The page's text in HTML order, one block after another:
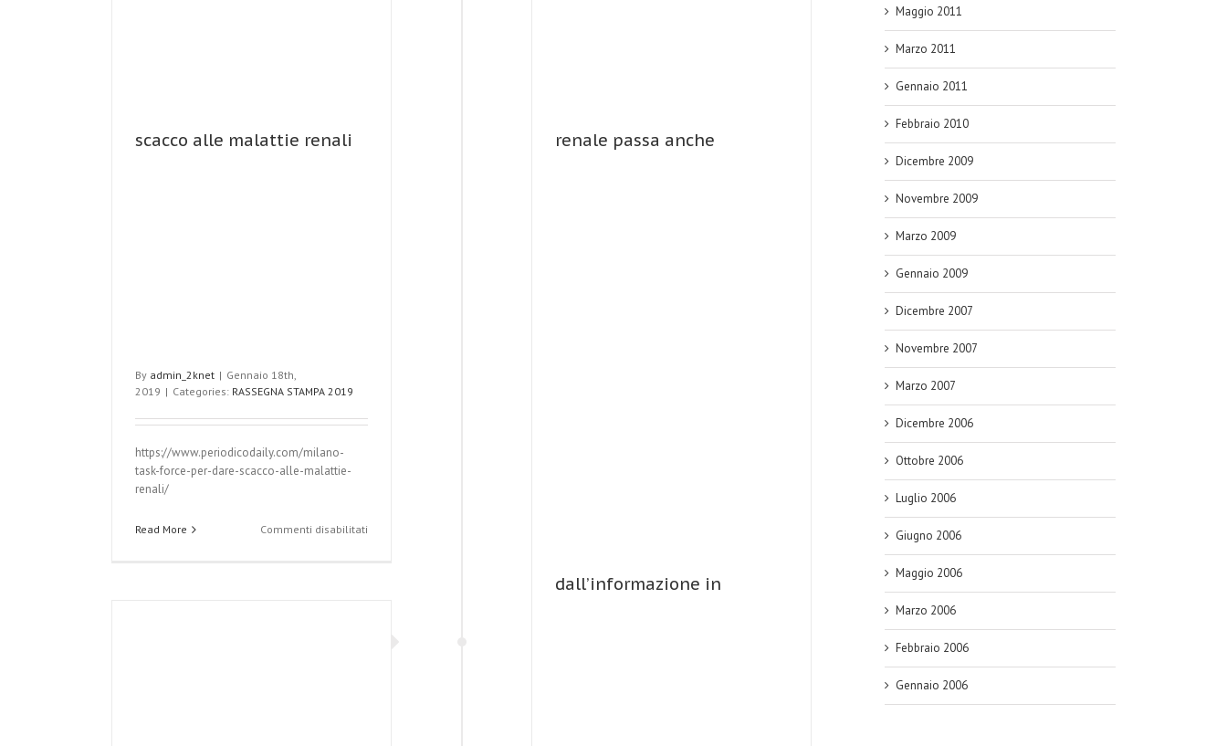
scacco alle malattie renali
By admin_2knet | Gennaio 18th,
2019 | Categories: RASSEGNA STAMPA 2019
https://www.periodicodaily.com/milano-
task-force-per-dare-scacco-alle-malattie-
renali/
Read More Commenti disabilitatisu
renale passa anche
dall’informazione in
Maggio 2011
Marzo 2011
Gennaio 2011
Febbraio 2010
Dicembre 2009
Novembre 2009
Marzo 2009
Gennaio 2009
Dicembre 2007
Novembre 2007
Marzo 2007
Dicembre 2006
Ottobre 2006
Luglio 2006
Giugno 2006
Maggio 2006
Marzo 2006
Febbraio 2006
Gennaio 2006